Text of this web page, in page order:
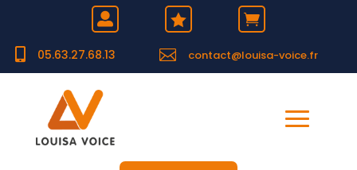
  
 05.63.27.68.13  contact@louisa-voice.fr